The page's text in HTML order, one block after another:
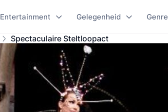
Entertainment Gelegenheid Genre
Spectaculaire Steltloopact